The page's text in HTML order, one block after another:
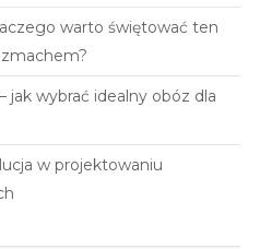
warto świętować ten
jak wybrać idealny obóz dla
w projektowaniu